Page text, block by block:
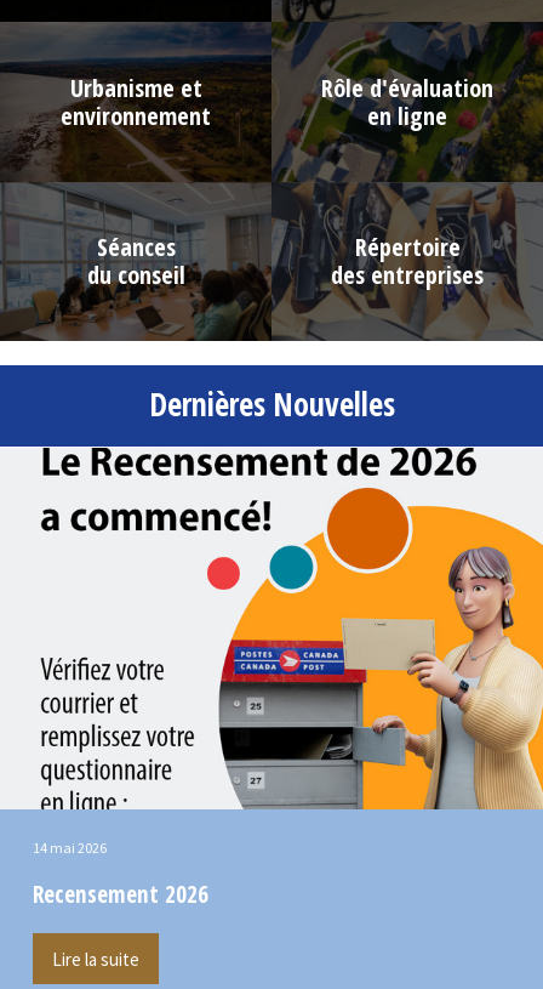
Urbanisme et
environnement
Rôle d'évaluation
en ligne
Séances
du conseil
Répertoire
des entreprises
Dernières Nouvelles
14 mai 2026
Recensement 2026
Lire la suite